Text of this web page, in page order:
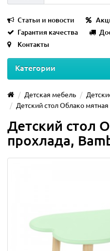
Статьи и новости
Гарантия качества
Контакты
Категории
Детская мебель
Детский стол Облако мятная
Детский стол
прохлада,